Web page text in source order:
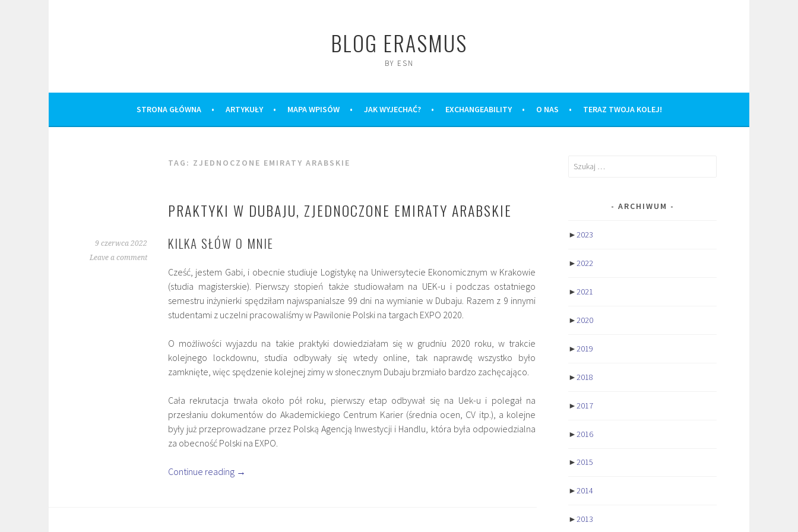
BLOG ERASMUS
BY ESN
STRONA GŁÓWNA ARTYKUŁY MAPA WPISÓW JAK WYJECHAĆ? EXCHANGEABILITY O NAS TERAZ TWOJA KOLEJ!
TAG: ZJEDNOCZONE EMIRATY ARABSKIE
PRAKTYKI W DUBAJU, ZJEDNOCZONE EMIRATY ARABSKIE
9 czerwca 2022
Leave a comment
KILKA SŁÓW O MNIE
Cześć, jestem Gabi, i obecnie studiuje Logistykę na Uniwersytecie Ekonomicznym w Krakowie
(studia magisterskie). Pierwszy stopień także studiowałam na UEK-u i podczas ostatniego
semestru inżynierki spędziłam najwspanialsze 99 dni na wymianie w Dubaju. Razem z 9 innymi
studentami z uczelni pracowaliśmy w Pawilonie Polski na targach EXPO 2020.
O możliwości wyjazdu na takie praktyki dowiedziałam się w grudniu 2020 roku, w trakcie
kolejnego lockdownu, studia odbywały się wtedy online, tak naprawdę wszystko było
zamknięte, więc spędzenie kolejnej zimy w słonecznym Dubaju brzmiało bardzo zachęcająco.
Cała rekrutacja trwała około pół roku, pierwszy etap odbywał się na Uek-u i polegał na
przesłaniu dokumentów do Akademickiego Centrum Karier (średnia ocen, CV itp.), a kolejne
były już przeprowadzane przez Polską Agencją Inwestycji i Handlu, która była odpowiedzialna
za obecność Polski na EXPO.
Continue reading →
Szukaj:
ARCHIWUM
►2023
►2022
►2021
►2020
►2019
►2018
►2017
►2016
►2015
►2014
►2013